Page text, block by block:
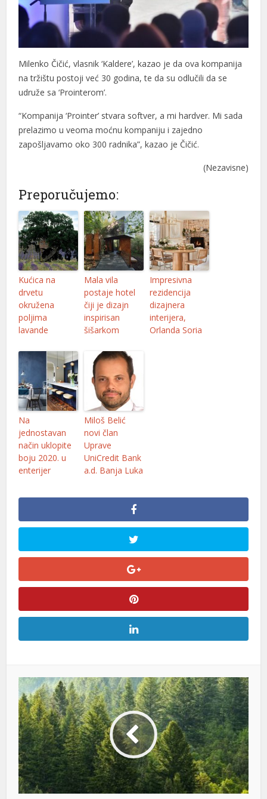
Milenko Čičić, vlasnik ‘Kaldere’, kazao je da ova kompanija
na tržištu postoji već 30 godina, te da su odlučili da se
udruže sa ‘Prointerom’.
“Kompanija ‘Prointer’ stvara softver, a mi hardver. Mi sada
prelazimo u veoma moćnu kompaniju i zajedno
zapošljavamo oko 300 radnika”, kazao je Čičić.
(Nezavisne)
Preporučujemo:
Kućica na
drvetu
okružena
poljima
lavande
Mala vila
postaje hotel
čiji je dizajn
inspirisan
šišarkom
Impresivna
rezidencija
dizajnera
interijera,
Orlanda Soria
Na
jednostavan
način uklopite
boju 2020. u
enterijer
Miloš Belić
novi član
Uprave
UniCredit Bank
a.d. Banja Luka